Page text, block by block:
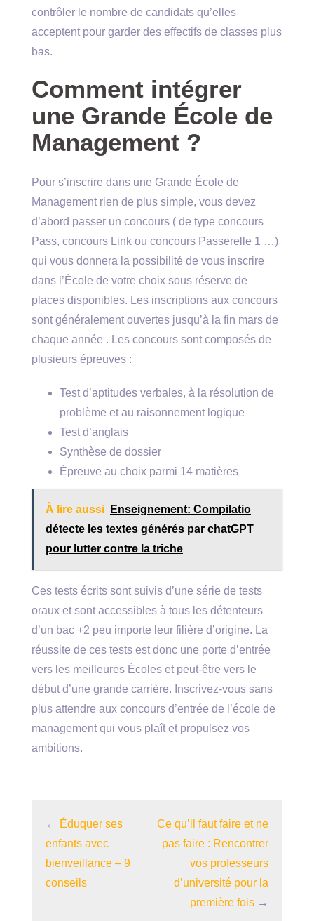
contrôler le nombre de candidats qu’elles
acceptent pour garder des effectifs de classes plus
bas.
Comment intégrer
une Grande École de
Management ?
Pour s’inscrire dans une Grande École de
Management rien de plus simple, vous devez
d’abord passer un concours ( de type concours
Pass, concours Link ou concours Passerelle 1 …)
qui vous donnera la possibilité de vous inscrire
dans l’École de votre choix sous réserve de
places disponibles. Les inscriptions aux concours
sont généralement ouvertes jusqu’à la fin mars de
chaque année . Les concours sont composés de
plusieurs épreuves :
Test d’aptitudes verbales, à la résolution de
problème et au raisonnement logique
Test d’anglais
Synthèse de dossier
Épreuve au choix parmi 14 matières
À lire aussi
Enseignement: Compilatio
détecte les textes générés par chatGPT
pour lutter contre la triche
Ces tests écrits sont suivis d’une série de tests
oraux et sont accessibles à tous les détenteurs
d’un bac +2 peu importe leur filière d’origine. La
réussite de ces tests est donc une porte d’entrée
vers les meilleures Écoles et peut-être vers le
début d’une grande carrière. Inscrivez-vous sans
plus attendre aux concours d’entrée de l’école de
management qui vous plaît et propulsez vos
ambitions.
← Éduquer ses
enfants avec
bienveillance – 9
conseils
Ce qu’il faut faire et ne
pas faire : Rencontrer
vos professeurs
d’université pour la
première fois →